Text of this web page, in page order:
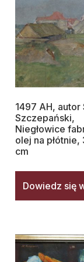
1497 AH, autor
Szczepański,
Niegłowice
olej na
cm
Dowiedz się